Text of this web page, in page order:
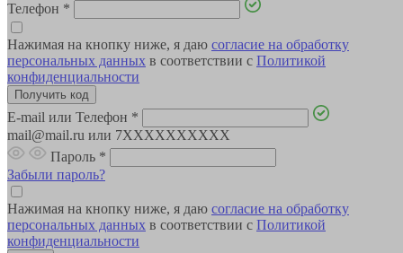
Телефон *
Нажимая на кнопку ниже, я даю согласие на обработку
персональных данных в соответствии с Политикой
конфиденциальности
E-mail или Телефон *
mail@mail.ru или 7XXXXXXXXXX
Пароль *
Забыли пароль?
Нажимая на кнопку ниже, я даю согласие на обработку
персональных данных в соответствии с Политикой
конфиденциальности